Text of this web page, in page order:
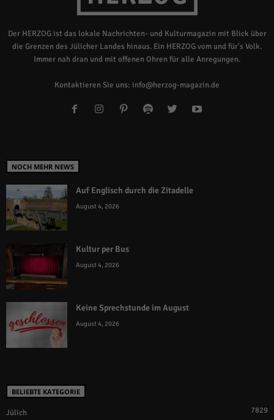
Der HERZOG ist das lokale Nachrichten- und Kulturmagazin mit Blick über
die Grenzen des Jülicher Landes hinaus. Ein HERZOG vom und für's Volk.
Immer nah dran und mit offenen Ohren für alle Anregungen.
Kontaktieren Sie uns: info@herzog-magazin.de
NOCH MEHR NEWS
Auf Englisch durch die Zitadelle
August 4, 2026
Kultur per Bus
August 4, 2026
Keine Sprechstunde im August
August 4, 2026
BELIEBTE KATEGORIE
Jülich 7829